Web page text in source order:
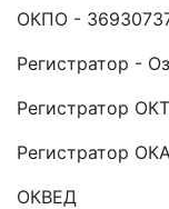
ОКПО -
Регистратор -
Регистратор
Регистратор
ОКВЕД